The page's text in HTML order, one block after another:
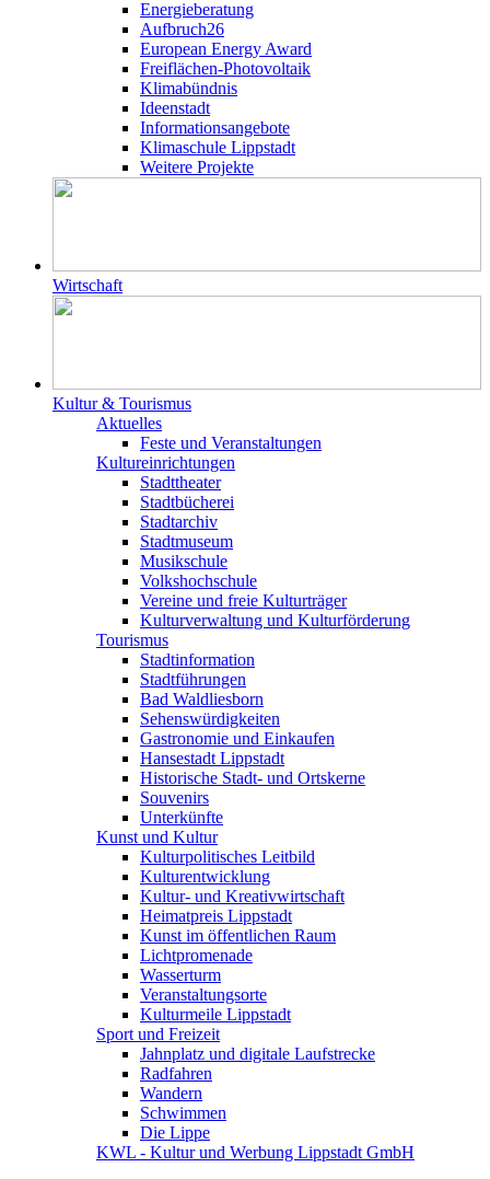
Energieberatung
Aufbruch26
European Energy Award
Freiflächen-Photovoltaik
Klimabündnis
Ideenstadt
Informationsangebote
Klimaschule Lippstadt
Weitere Projekte
Wirtschaft
Kultur & Tourismus
Aktuelles
Feste und Veranstaltungen
Kultureinrichtungen
Stadttheater
Stadtbücherei
Stadtarchiv
Stadtmuseum
Musikschule
Volkshochschule
Vereine und freie Kulturträger
Kulturverwaltung und Kulturförderung
Tourismus
Stadtinformation
Stadtführungen
Bad Waldliesborn
Sehenswürdigkeiten
Gastronomie und Einkaufen
Hansestadt Lippstadt
Historische Stadt- und Ortskerne
Souvenirs
Unterkünfte
Kunst und Kultur
Kulturpolitisches Leitbild
Kulturentwicklung
Kultur- und Kreativwirtschaft
Heimatpreis Lippstadt
Kunst im öffentlichen Raum
Lichtpromenade
Wasserturm
Veranstaltungsorte
Kulturmeile Lippstadt
Sport und Freizeit
Jahnplatz und digitale Laufstrecke
Radfahren
Wandern
Schwimmen
Die Lippe
KWL - Kultur und Werbung Lippstadt GmbH